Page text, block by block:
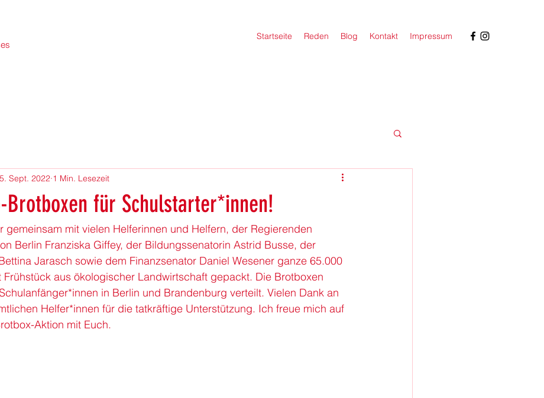
Startseite Reden Blog Kontakt Impressum
Brotboxen für Schulstarter*innen!
Sept. 2022 1 Min. Lesezeit
gemeinsam mit vielen Helferinnen und Helfern, der Regierenden
Berlin Franziska Giffey, der Bildungssenatorin Astrid Busse, der
Jarasch sowie dem Finanzsenator Daniel Wesener ganze 65.000
Frühstück aus ökologischer Landwirtschaft gepackt. Die Brotboxen
*innen in Berlin und Brandenburg verteilt. Vielen Dank an
Helfer*innen für die tatkräftige Unterstützung. Ich freue mich auf
Aktion mit Euch.